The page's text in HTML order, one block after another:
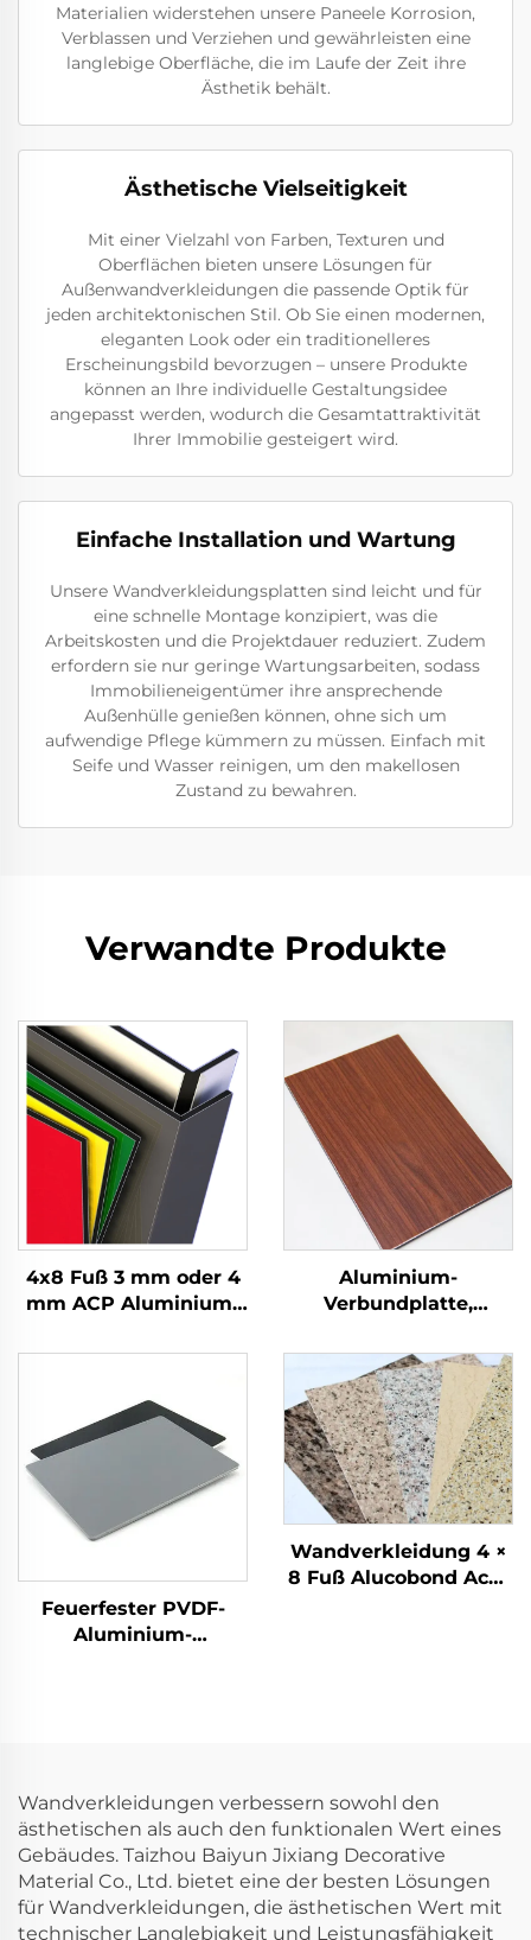
Materialien widerstehen unsere Paneele Korrosion,
Verblassen und Verziehen und gewährleisten eine
langlebige Oberfläche, die im Laufe der Zeit ihre
Ästhetik behält.
Ästhetische Vielseitigkeit
Mit einer Vielzahl von Farben, Texturen und
Oberflächen bieten unsere Lösungen für
Außenwandverkleidungen die passende Optik für
jeden architektonischen Stil. Ob Sie einen modernen,
eleganten Look oder ein traditionelleres
Erscheinungsbild bevorzugen – unsere Produkte
können an Ihre individuelle Gestaltungsidee
angepasst werden, wodurch die Gesamtattraktivität
Ihrer Immobilie gesteigert wird.
Einfache Installation und Wartung
Unsere Wandverkleidungsplatten sind leicht und für
eine schnelle Montage konzipiert, was die
Arbeitskosten und die Projektdauer reduziert. Zudem
erfordern sie nur geringe Wartungsarbeiten, sodass
Immobilieneigentümer ihre ansprechende
Außenhülle genießen können, ohne sich um
aufwendige Pflege kümmern zu müssen. Einfach mit
Seife und Wasser reinigen, um den makellosen
Zustand zu bewahren.
Verwandte Produkte
4x8 Fuß 3 mm oder 4
mm ACP Aluminium-
Wandverkleidung und
Aluminium-
Verbundplatte,
Wandverkleidung, 4
mm
Feuerfester PVDF-
Aluminium-
Wandverkleidung 4 ×
8 Fuß Alucobond Acm
Wandverkleidungen verbessern sowohl den
ästhetischen als auch den funktionalen Wert eines
Gebäudes. Taizhou Baiyun Jixiang Decorative
Material Co., Ltd. bietet eine der besten Lösungen
für Wandverkleidungen, die ästhetischen Wert mit
technischer Langlebigkeit und Leistungsfähigkeit